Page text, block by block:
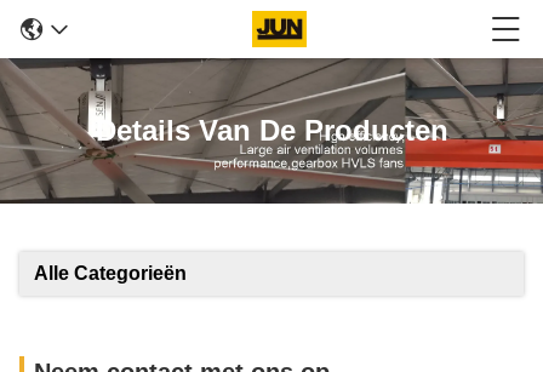
Details Van De Producten
Alle Categorieën